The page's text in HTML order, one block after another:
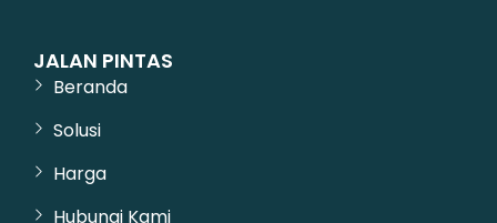
JALAN PINTAS
Beranda
Solusi
Harga
Hubungi Kami